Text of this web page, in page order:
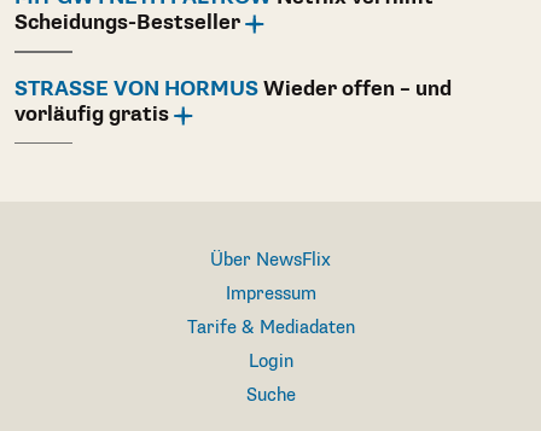
Scheidungs-Bestseller
STRASSE VON HORMUS
Wieder offen – und
vorläufig gratis
Über NewsFlix
Impressum
Tarife & Mediadaten
Login
Suche